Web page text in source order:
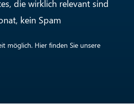
die wirklich relevant sind
kein Spam
möglich. Hier finden Sie unsere